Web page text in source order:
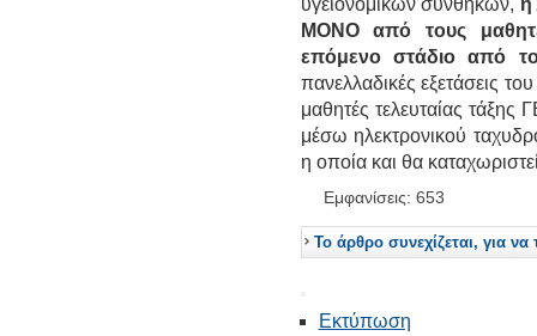
υγειονομικών συνθηκών, η
ΜΟΝΟ από τους
επόμενο στάδιο από
πανελλαδικές εξετάσεις
μαθητές τελευταίας
μέσω ηλεκτρονικού
η οποία και θα
Εμφανίσεις: 653
Το άρθρο συνεχίζεται, για
Εκτύπωση